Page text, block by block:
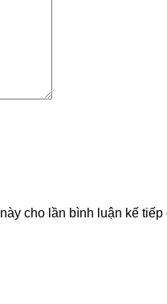
cho lần bình luận kế tiếp